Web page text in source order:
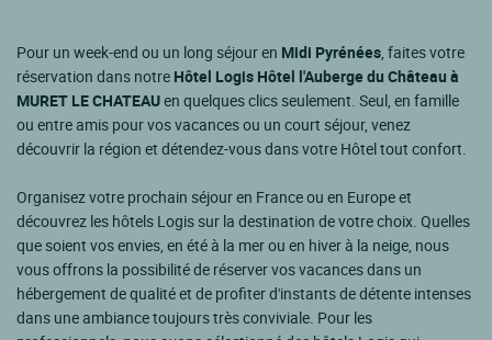
Pour un week-end ou un long séjour en Midi Pyrénées, faites votre
réservation dans notre Hôtel Logis Hôtel l'Auberge du Château à
MURET LE CHATEAUen quelques clics seulement. Seul, en famille
ou entre amis pour vos vacances ou un court séjour, venez
découvrir la région et détendez-vous dans votre Hôtel tout confort.
Organisez votre prochain séjour en France ou en Europe et
découvrez les hôtels Logis sur la destination de votre choix. Quelles
que soient vos envies, en été à la mer ou en hiver à la neige, nous
vous offrons la possibilité de réserver vos vacances dans un
hébergement de qualité et de profiter d'instants de détente intenses
dans une ambiance toujours très conviviale. Pour les